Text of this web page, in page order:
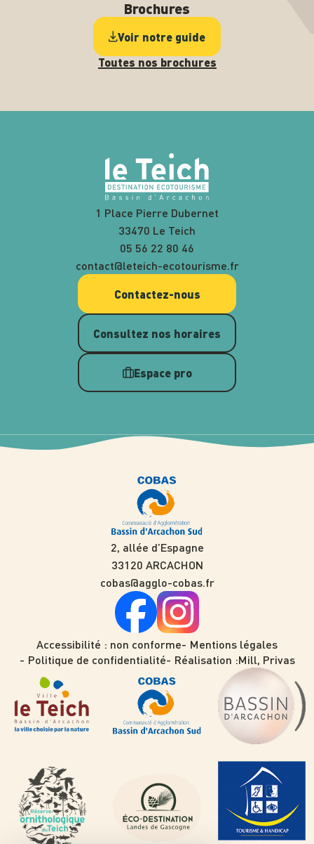
Brochures
Voir notre guide
Toutes nos brochures
1 Place Pierre Dubernet
33470 Le Teich
05 56 22 80 46
contact@leteich-ecotourisme.fr
Contactez-nous
Consultez nos horaires
Espace pro
2, allée d’Espagne
33120 ARCACHON
cobas@agglo-cobas.fr
Accessibilité : non conforme
Mentions légales
Politique de confidentialité
Réalisation :Mill, Privas